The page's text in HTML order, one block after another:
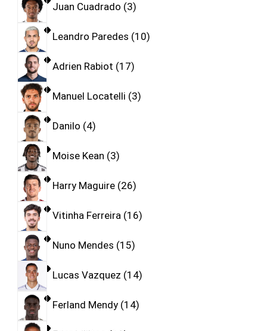
Juan Cuadrado 3
Leandro Paredes 10
Adrien Rabiot 17
Manuel Locatelli 3
Danilo 4
Moise Kean 3
Harry Maguire 26
Vitinha Ferreira 16
Nuno Mendes 15
Lucas Vazquez 14
Ferland Mendy 14